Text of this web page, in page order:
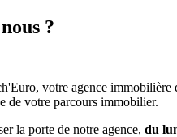
?
votre agence immobilière
de votre parcours immobilier.
la porte de notre agence, du